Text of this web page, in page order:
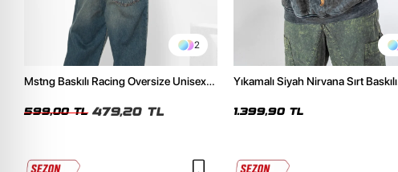
2
Mstng Baskılı Racing Oversize Unisex
599,00 TL 479,20 TL
Yıkamalı Siyah Nirvana Sırt Baskılı
1.399,90 TL